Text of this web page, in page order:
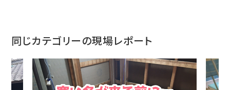
同じカテゴリーの現場レポート